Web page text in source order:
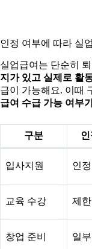
인정 여부에 따라 실
실업급여는 단순히
지가 있고 실제로 활
급이 가능해요. 이때
급여 수급 가능 여부
구분
입사지원 인정
교육 수강 제
창업 준비 일